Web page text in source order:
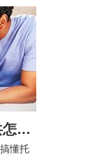
托育保母、公托準公共怎麼選？雙薪家庭托育攻略與親子陪伴指南
懂托